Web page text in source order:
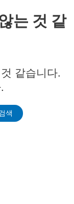
는 것 같
같습니다.